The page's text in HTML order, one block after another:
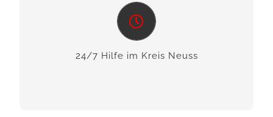
24/7 Hilfe im Kreis Neuss
24/7 Hilfe im Kreis Neuss
Wir bieten Ihnen zuverlässige Soforthilfe bei